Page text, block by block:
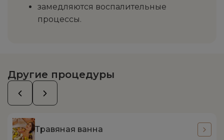
замедляются воспалительные
процессы.
Другие процедуры
Травяная ванна